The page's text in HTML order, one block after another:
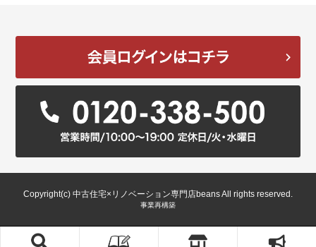
Copyright(c) 中古住宅×リノベーション専門店beans All rights reserved.
事業再構築